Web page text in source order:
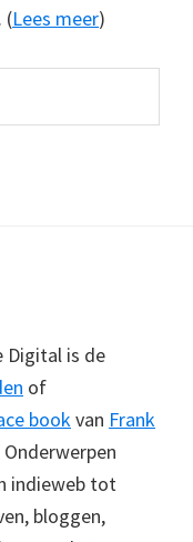
(Lees meer)
Digital is de
of
bookvan Frank
Onderwerpen
indieweb tot
bloggen,